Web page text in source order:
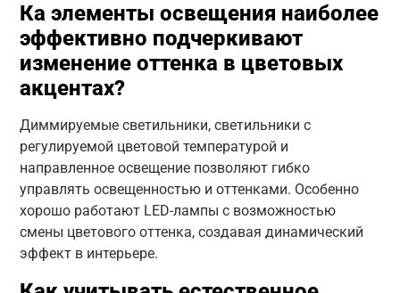
Ка элементы освещения наиболее
эффективно подчеркивают
изменение оттенка в цветовых
акцентах?
Диммируемые светильники, светильники с
регулируемой цветовой температурой и
направленное освещение позволяют гибко
управлять освещенностью и оттенками. Особенно
хорошо работают LED-лампы с возможностью
смены цветового оттенка, создавая динамический
эффект в интерьере.